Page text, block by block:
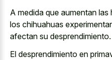
A medida que aumentan las
los chihuahuas
afectan su desprendimiento.
El desprendimiento en